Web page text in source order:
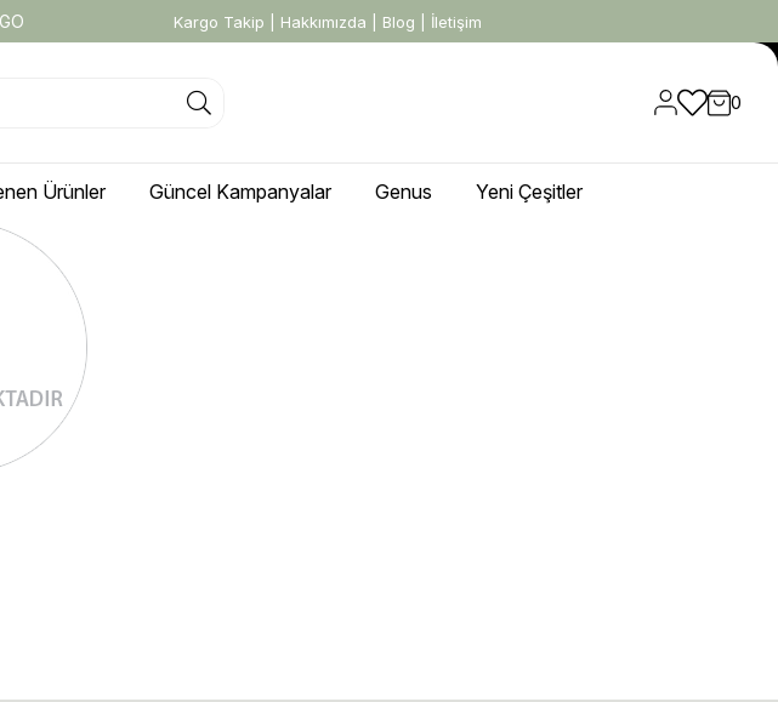
Kargo Takip Hakkımızda Blog İletişim
0
Ürünler Güncel Kampanyalar Genus Yeni Çeşitler